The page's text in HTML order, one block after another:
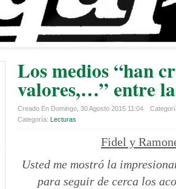
Los medios “han
valores,…” entre
Creado En Domingo, 30 Agosto 2015 11:04
Categoría: Lecturas
Fidel y
Usted me mostró la
para seguir de cerca los